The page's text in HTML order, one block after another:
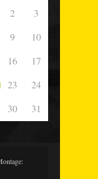
2
3
9
10
16
17
23
24
30 31